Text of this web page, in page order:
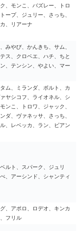
、モンこ、バズレー、トロ
ープ、ジュリー、さっち、
、リアーナ
みやび、かんきち、サム、
ス、クロベエ、ハチ、ちと
、テンシン、やよい、マー
ム、ミランダ、ボルト、カ
ヤシコフ、ライオネル、シ
ンこ、トロワ、ジャック、
ダ、ヴァネッサ、さっち、
、レベッカ、ラン、ビアン
ルト、スパーク、ジュリ
、アーシンド、シャンティ
、アポロ、ロデオ、キンカ
フリル